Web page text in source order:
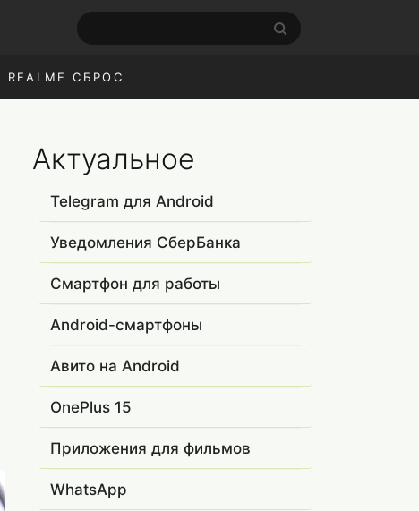
REALME СБРОС
Актуальное
Telegram для Android
Уведомления СберБанка
Смартфон для работы
Android-смартфоны
Авито на Android
OnePlus 15
Приложения для фильмов
WhatsApp